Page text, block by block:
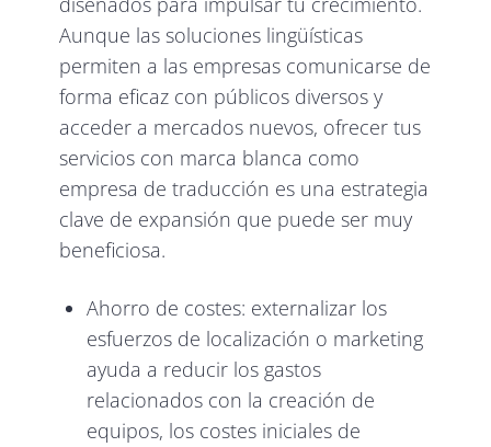
Aunque las soluciones lingüísticas
permiten a las empresas comunicarse de
forma eficaz con públicos diversos y
acceder a mercados nuevos, ofrecer tus
servicios con marca blanca como
empresa de traducción es una estrategia
clave de expansión que puede ser muy
beneficiosa.
Ahorro de costes: externalizar los
esfuerzos de localización o marketing
ayuda a reducir los gastos
relacionados con la creación de
equipos, los costes iniciales de